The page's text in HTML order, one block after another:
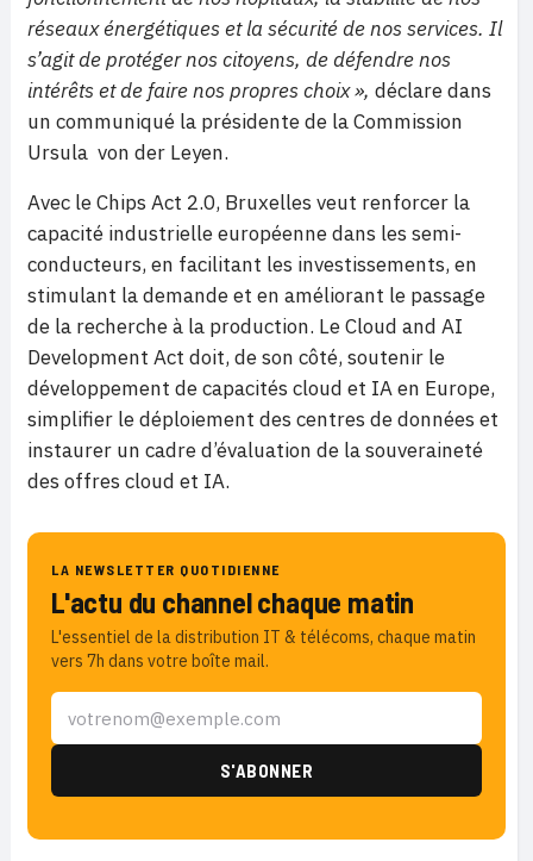
réseaux énergétiques et la sécurité de nos services. Il
s’agit de protéger nos citoyens, de défendre nos
intérêts et de faire nos propres choix », déclare dans
un communiqué la présidente de la Commission
Ursula von der Leyen.
Avec le Chips Act 2.0, Bruxelles veut renforcer la
capacité industrielle européenne dans les semi-
conducteurs, en facilitant les investissements, en
stimulant la demande et en améliorant le passage
de la recherche à la production. Le Cloud and AI
Development Act doit, de son côté, soutenir le
développement de capacités cloud et IA en Europe,
simplifier le déploiement des centres de données et
instaurer un cadre d’évaluation de la souveraineté
des offres cloud et IA.
LA NEWSLETTER QUOTIDIENNE
L'actu du channel chaque matin
L'essentiel de la distribution IT & télécoms, chaque matin
vers 7h dans votre boîte mail.